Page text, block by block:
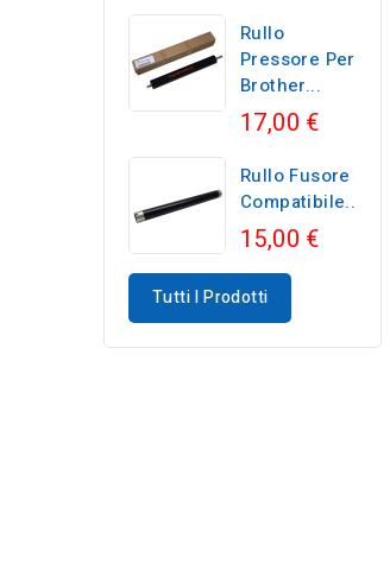
Rullo
Pressore Per
Brother...
17,00 €
Rullo Fusore
Compatibile...
15,00 €
Tutti I Prodotti